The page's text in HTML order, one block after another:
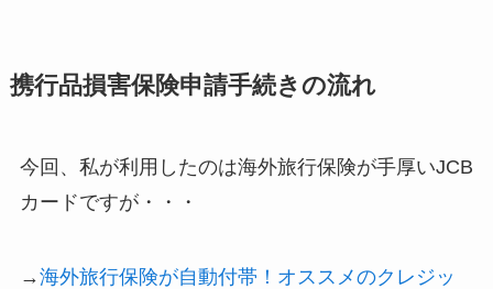
携行品損害保険申請手続きの流れ
今回、私が利用したのは海外旅行保険が手厚いJCB
カードですが・・・
→海外旅行保険が自動付帯！オススメのクレジッ